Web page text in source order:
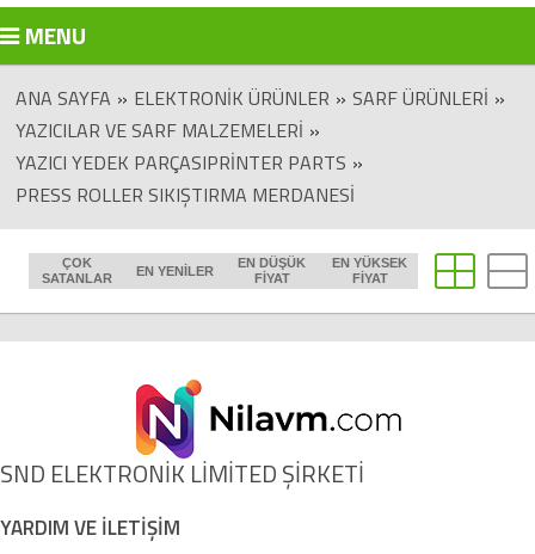
MENU
ANA SAYFA » ELEKTRONIK ÜRÜNLER » SARF ÜRÜNLERI »
YAZICILAR VE SARF MALZEMELERI »
YAZICI YEDEK PARÇASIPRINTER PARTS »
PRESS ROLLER SIKIŞTIRMA MERDANESI
ÇOK
SATANLAR
EN YENILER
EN DÜŞÜK
FIYAT
EN YÜKSEK
FIYAT
SND ELEKTRONİK LİMİTED ŞİRKETİ
YARDIM VE İLETİŞİM